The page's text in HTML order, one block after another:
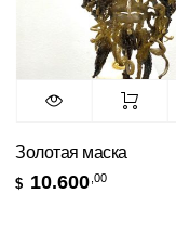
маска
10.600,00